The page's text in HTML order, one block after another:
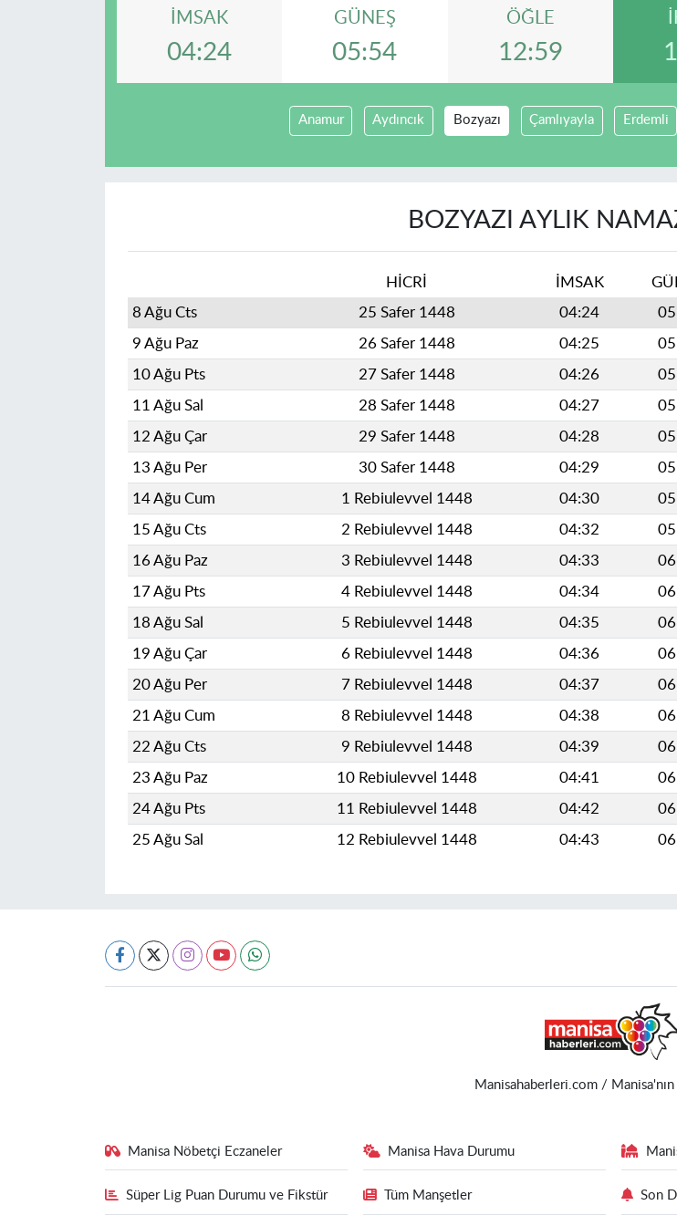
İMSAK
04:24
GÜNEŞ
05:54
ÖĞLE
12:59
Anamur Aydıncık Bozyazı Çamlıyayla Erdemli
BOZYAZI AYLIK
HİCRİ İMSAK
8 Ağu Cts
25 Safer 1448 04:24
9 Ağu Paz
26 Safer 1448 04:25
10 Ağu Pts
27 Safer 1448 04:26
11 Ağu Sal
28 Safer 1448 04:27
12 Ağu Çar
29 Safer 1448 04:28
13 Ağu Per
30 Safer 1448 04:29
14 Ağu Cum
1 Rebiulevvel 1448 04:30
15 Ağu Cts
2 Rebiulevvel 1448 04:32
16 Ağu Paz
3 Rebiulevvel 1448 04:33
17 Ağu Pts
4 Rebiulevvel 1448 04:34
18 Ağu Sal
5 Rebiulevvel 1448 04:35
19 Ağu Çar
6 Rebiulevvel 1448 04:36
20 Ağu Per
7 Rebiulevvel 1448 04:37
21 Ağu Cum
8 Rebiulevvel 1448 04:38
22 Ağu Cts
9 Rebiulevvel 1448 04:39
23 Ağu Paz
10 Rebiulevvel 1448 04:41
24 Ağu Pts
11 Rebiulevvel 1448 04:42
25 Ağu Sal
12 Rebiulevvel 1448 04:43
Manisahaberleri.com / Manisa'nın
Manisa Nöbetçi Eczaneler Manisa Hava Durumu
Süper Lig Puan Durumu ve Fikstür Tüm Manşetler Son